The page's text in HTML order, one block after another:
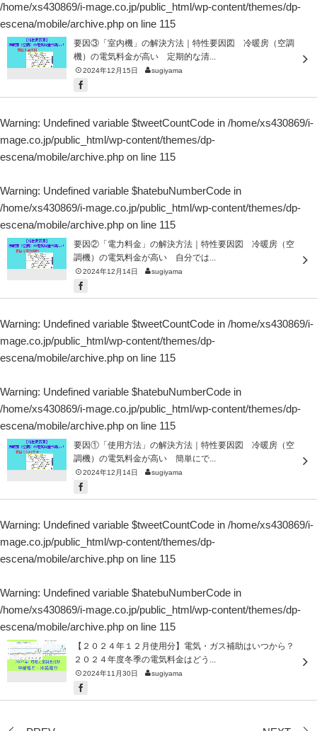
/home/xs430869/i-mage.co.jp/public_html/wp-content/themes/dp-
escena/mobile/archive.php on line 115
要因③「室内機」の解決方法｜特性要因図 冷暖房（空調
機）の電気料金が高い 定期的な清...
2024年12月15日 sugiyama
Warning: Undefined variable $tweetCountCode in /home/xs430869/i-
mage.co.jp/public_html/wp-content/themes/dp-
escena/mobile/archive.php on line 115
Warning: Undefined variable $hatebuNumberCode in
/home/xs430869/i-mage.co.jp/public_html/wp-content/themes/dp-
escena/mobile/archive.php on line 115
要因②「電力料金」の解決方法｜特性要因図 冷暖房（空
調機）の電気料金が高い 自分では...
2024年12月14日 sugiyama
Warning: Undefined variable $tweetCountCode in /home/xs430869/i-
mage.co.jp/public_html/wp-content/themes/dp-
escena/mobile/archive.php on line 115
Warning: Undefined variable $hatebuNumberCode in
/home/xs430869/i-mage.co.jp/public_html/wp-content/themes/dp-
escena/mobile/archive.php on line 115
要因①「使用方法」の解決方法｜特性要因図 冷暖房（空
調機）の電気料金が高い 簡単にで...
2024年12月14日 sugiyama
Warning: Undefined variable $tweetCountCode in /home/xs430869/i-
mage.co.jp/public_html/wp-content/themes/dp-
escena/mobile/archive.php on line 115
Warning: Undefined variable $hatebuNumberCode in
/home/xs430869/i-mage.co.jp/public_html/wp-content/themes/dp-
escena/mobile/archive.php on line 115
【２０２４年１２月使用分】電気・ガス補助はいつから？
２０２４年度冬季の電気料金はどう...
2024年11月30日 sugiyama